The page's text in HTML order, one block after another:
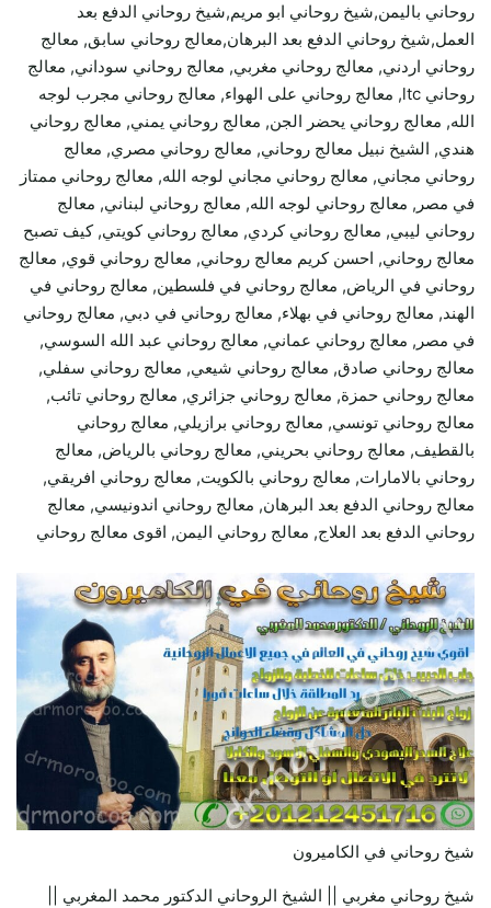
روحاني باليمن,شيخ روحاني ابو مريم,شيخ روحاني الدفع بعد
العمل,شيخ روحاني الدفع بعد البرهان,معالج روحاني سابق, معالج
روحاني اردني, معالج روحاني مغربي, معالج روحاني سوداني, معالج
روحاني ltc, معالج روحاني على الهواء, معالج روحاني مجرب لوجه
الله, معالج روحاني يحضر الجن, معالج روحاني يمني, معالج روحاني
هندي, الشيخ نبيل معالج روحاني, معالج روحاني مصري, معالج
روحاني مجاني, معالج روحاني مجاني لوجه الله, معالج روحاني ممتاز
في مصر, معالج روحاني لوجه الله, معالج روحاني لبناني, معالج
روحاني ليبي, معالج روحاني كردي, معالج روحاني كويتي, كيف تصبح
معالج روحاني, احسن كريم معالج روحاني, معالج روحاني قوي, معالج
روحاني في الرياض, معالج روحاني في فلسطين, معالج روحاني في
الهند, معالج روحاني في بهلاء, معالج روحاني في دبي, معالج روحاني
في مصر, معالج روحاني عماني, معالج روحاني عبد الله السوسي,
معالج روحاني صادق, معالج روحاني شيعي, معالج روحاني سفلي,
معالج روحاني حمزة, معالج روحاني جزائري, معالج روحاني تائب,
معالج روحاني تونسي, معالج روحاني برازيلي, معالج روحاني
بالقطيف, معالج روحاني بحريني, معالج روحاني بالرياض, معالج
روحاني بالامارات, معالج روحاني بالكويت, معالج روحاني افريقي,
معالج روحاني الدفع بعد البرهان, معالج روحاني اندونيسي, معالج
روحاني الدفع بعد العلاج, معالج روحاني اليمن, اقوى معالج روحاني
شيخ روحاني في الكاميرون
شيخ روحاني مغربي || الشيخ الروحاني الدكتور محمد المغربي ||